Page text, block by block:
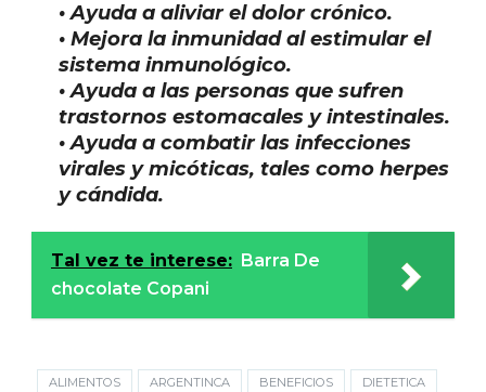
• Ayuda a aliviar el dolor crónico.
• Mejora la inmunidad al estimular el
sistema inmunológico.
• Ayuda a las personas que sufren
trastornos estomacales y intestinales.
• Ayuda a combatir las infecciones
virales y micóticas, tales como herpes
y cándida.
Tal vez te interese: Barra De
chocolate Copani
ALIMENTOS ARGENTINCA BENEFICIOS
DIETETICA